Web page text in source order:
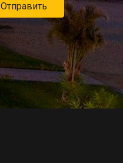
Отправить